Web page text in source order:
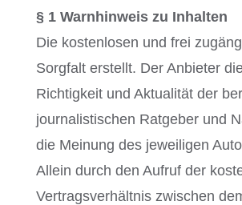
§ 1 Warnhinweis zu Inhalten
Die kostenlosen und frei
Sorgfalt erstellt. Der Anbieter
Richtigkeit und Aktualität der
journalistischen Ratgeber und
die Meinung des jeweiligen
Allein durch den Aufruf der
Vertragsverhältnis zwischen